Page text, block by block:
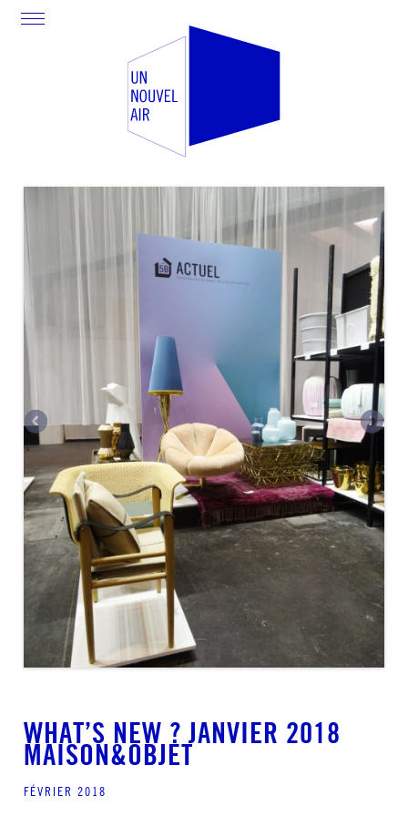
WHAT’S NEW ? JANVIER 2018
MAISON&OBJET
FÉVRIER 2018